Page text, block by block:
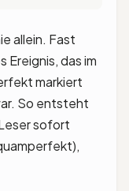
allein. Fast
Ereignis, das im
markiert
So entsteht
sofort